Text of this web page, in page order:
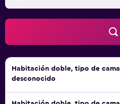
aplique un recargo).
Habitación doble, tipo de cama
desconocido